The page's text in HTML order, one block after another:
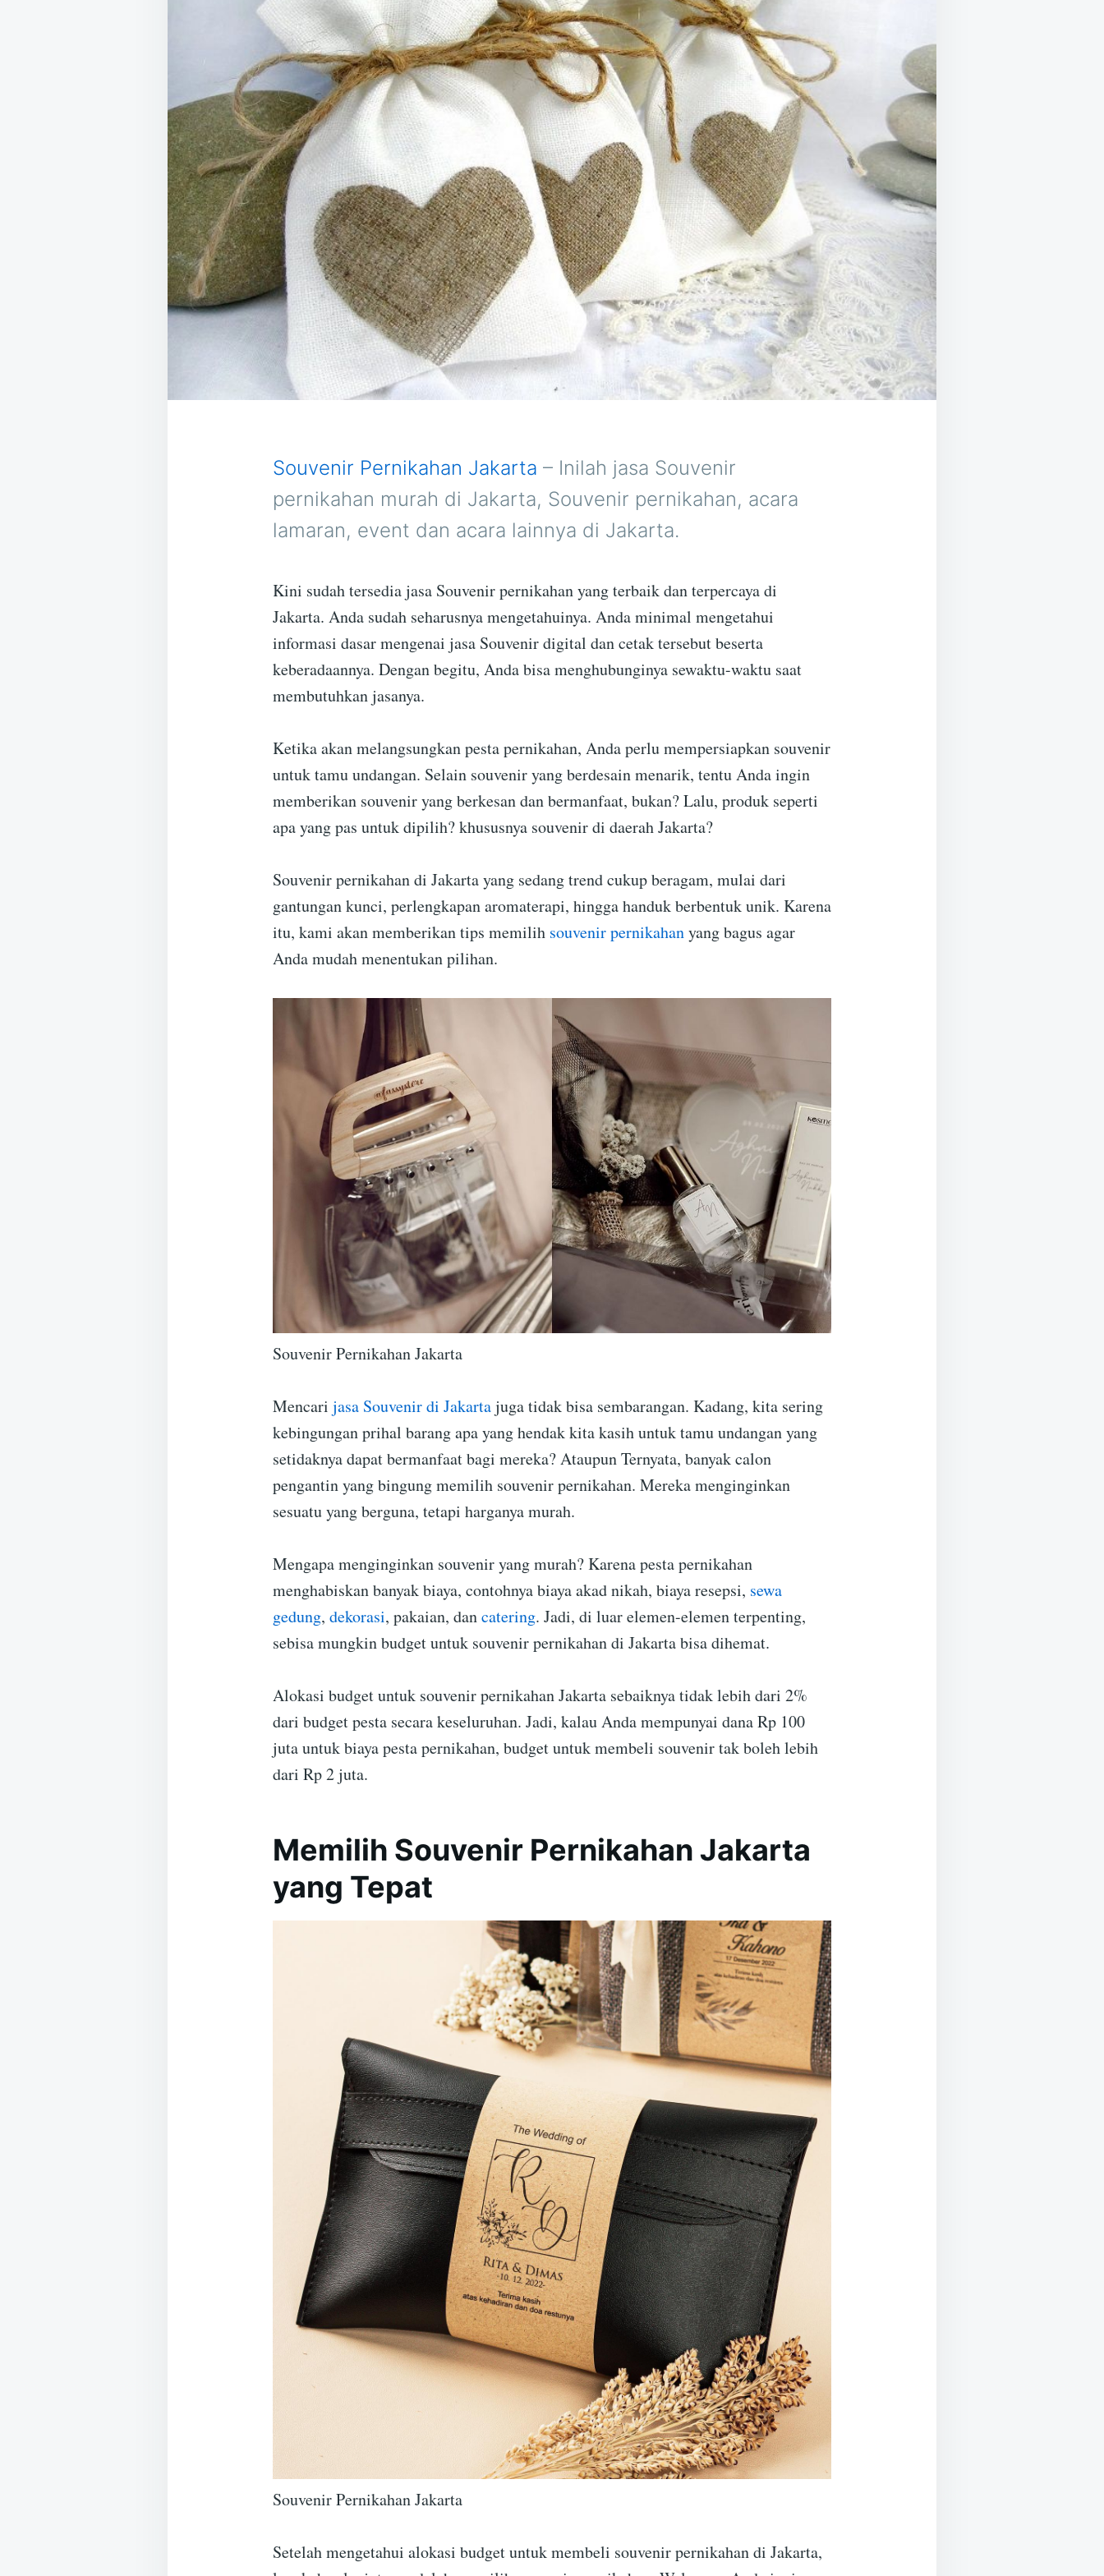
Souvenir Pernikahan Jakarta – Inilah jasa Souvenir
pernikahan murah di Jakarta, Souvenir pernikahan, acara
lamaran, event dan acara lainnya di Jakarta.
Kini sudah tersedia jasa Souvenir pernikahan yang terbaik dan terpercaya di
Jakarta. Anda sudah seharusnya mengetahuinya. Anda minimal mengetahui
informasi dasar mengenai jasa Souvenir digital dan cetak tersebut beserta
keberadaannya. Dengan begitu, Anda bisa menghubunginya sewaktu-waktu saat
membutuhkan jasanya.
Ketika akan melangsungkan pesta pernikahan, Anda perlu mempersiapkan souvenir
untuk tamu undangan. Selain souvenir yang berdesain menarik, tentu Anda ingin
memberikan souvenir yang berkesan dan bermanfaat, bukan? Lalu, produk seperti
apa yang pas untuk dipilih? khususnya souvenir di daerah Jakarta?
Souvenir pernikahan di Jakarta yang sedang trend cukup beragam, mulai dari
gantungan kunci, perlengkapan aromaterapi, hingga handuk berbentuk unik. Karena
itu, kami akan memberikan tips memilih souvenir pernikahanyang bagus agar
Anda mudah menentukan pilihan.
Souvenir Pernikahan Jakarta
Mencari jasa Souvenir di Jakartajuga tidak bisa sembarangan. Kadang, kita sering
kebingungan prihal barang apa yang hendak kita kasih untuk tamu undangan yang
setidaknya dapat bermanfaat bagi mereka? Ataupun Ternyata, banyak calon
pengantin yang bingung memilih souvenir pernikahan. Mereka menginginkan
sesuatu yang berguna, tetapi harganya murah.
Mengapa menginginkan souvenir yang murah? Karena pesta pernikahan
menghabiskan banyak biaya, contohnya biaya akad nikah, biaya resepsi, sewa
gedung, dekorasi, pakaian, dancatering. Jadi, di luar elemen-elemen terpenting,
sebisa mungkin budget untuk souvenir pernikahan di Jakarta bisa dihemat.
Alokasi budget untuk souvenir pernikahan Jakarta sebaiknya tidak lebih dari 2%
dari budget pesta secara keseluruhan. Jadi, kalau Anda mempunyai dana Rp 100
juta untuk biaya pesta pernikahan, budget untuk membeli souvenir tak boleh lebih
dari Rp 2 juta.
Memilih Souvenir Pernikahan Jakarta
yang Tepat
Souvenir Pernikahan Jakarta
Setelah mengetahui alokasi budget untuk membeli souvenir pernikahan di Jakarta,